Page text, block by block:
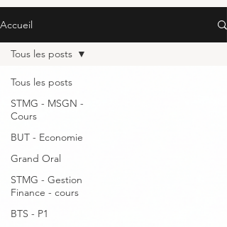
Accueil
Tous les posts
STMG - MSGN -
Cours
BUT - Economie
Grand Oral
STMG - Gestion
Finance - cours
BTS - P1
Tous les posts